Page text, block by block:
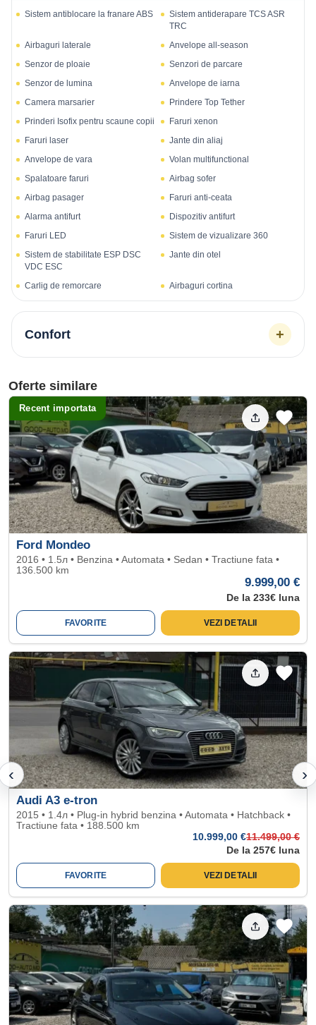
Sistem antiblocare la franare ABS
Sistem antiderapare TCS ASR
TRC
Airbaguri laterale
Anvelope all-season
Senzor de ploaie
Senzori de parcare
Senzor de lumina
Anvelope de iarna
Camera marsarier
Prindere Top Tether
Prinderi Isofix pentru scaune copii
Faruri xenon
Faruri laser
Jante din aliaj
Anvelope de vara
Volan multifunctional
Spalatoare faruri
Airbag sofer
Airbag pasager
Faruri anti-ceata
Alarma antifurt
Dispozitiv antifurt
Faruri LED
Sistem de vizualizare 360
Sistem de stabilitate ESP DSC
VDC ESC
Jante din otel
Carlig de remorcare Airbaguri cortina
Confort +
Oferte similare
‹ ›
Recent importata
Ford Mondeo
2016 • 1.5л • Benzina • Automata • Sedan • Tractiune fata •
136.500 km
9.999,00 €
De la 233€ luna
FAVORITE VEZI DETALII
Audi A3 e-tron
2015 • 1.4л • Plug-in hybrid benzina • Automata • Hatchback •
Tractiune fata • 188.500 km
10.999,00 €11.499,00 €
De la 257€ luna
FAVORITE VEZI DETALII